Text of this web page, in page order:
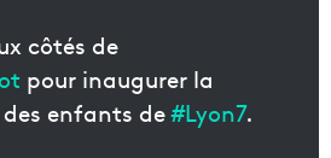
côtés de
pour inaugurer la
des enfants de#Lyon7.